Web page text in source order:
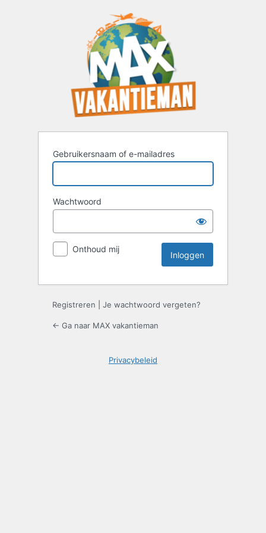
Gebruikersnaam of e-mailadres
Wachtwoord
Onthoud mij
Registreren Je wachtwoord vergeten?
← Ga naar MAX vakantieman
Privacybeleid